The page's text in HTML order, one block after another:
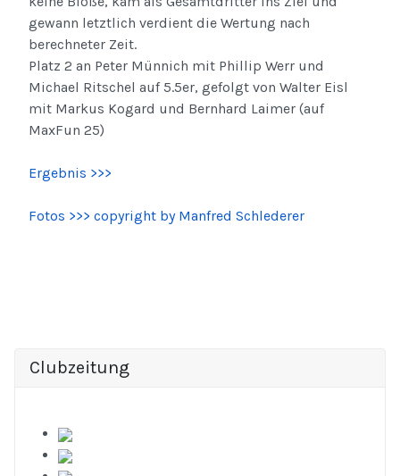
gewann letztlich verdient die Wertung nach
berechneter Zeit.
Platz 2 an Peter Münnich mit Phillip Werr und
Michael Ritschel auf 5.5er, gefolgt von Walter Eisl
mit Markus Kogard und Bernhard Laimer (auf
MaxFun 25)
Ergebnis >>>
Fotos >>> copyright by Manfred Schlederer
Clubzeitung